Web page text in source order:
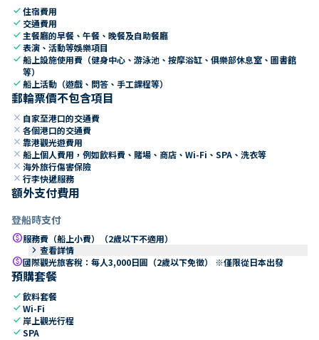
check住宿費用
check 交通費用
check 主餐廳的早餐、午餐、晚餐及自助餐廳
check表演、活動等娛樂項目
check船上設施使用費（健身中心、游泳池、按摩浴缸、俱樂部休息室、圖書館
等）
check船上活動（遊戲、問答、手工課程等）
郵輪票價不包含項目
close 自家至港口的交通費
close 各個港口的交通費
close 靠港觀光遊費用
close 船上個人費用，例如飲料費、賭場、商店、Wi-Fi、SPA、洗衣等
close 海外旅行傷害保險
close 行李快遞服務
額外支付費用
登船時支付
paid服務費（船上小費）（2歲以下不適用）
keyboard_arrow_right 查看詳情
paid國際觀光旅客稅：每人3,000日圓（2歲以下免徵） ※僅限從日本出發
預購套餐
check飲料套餐
checkWi-Fi
check 岸上觀光行程
checkSPA